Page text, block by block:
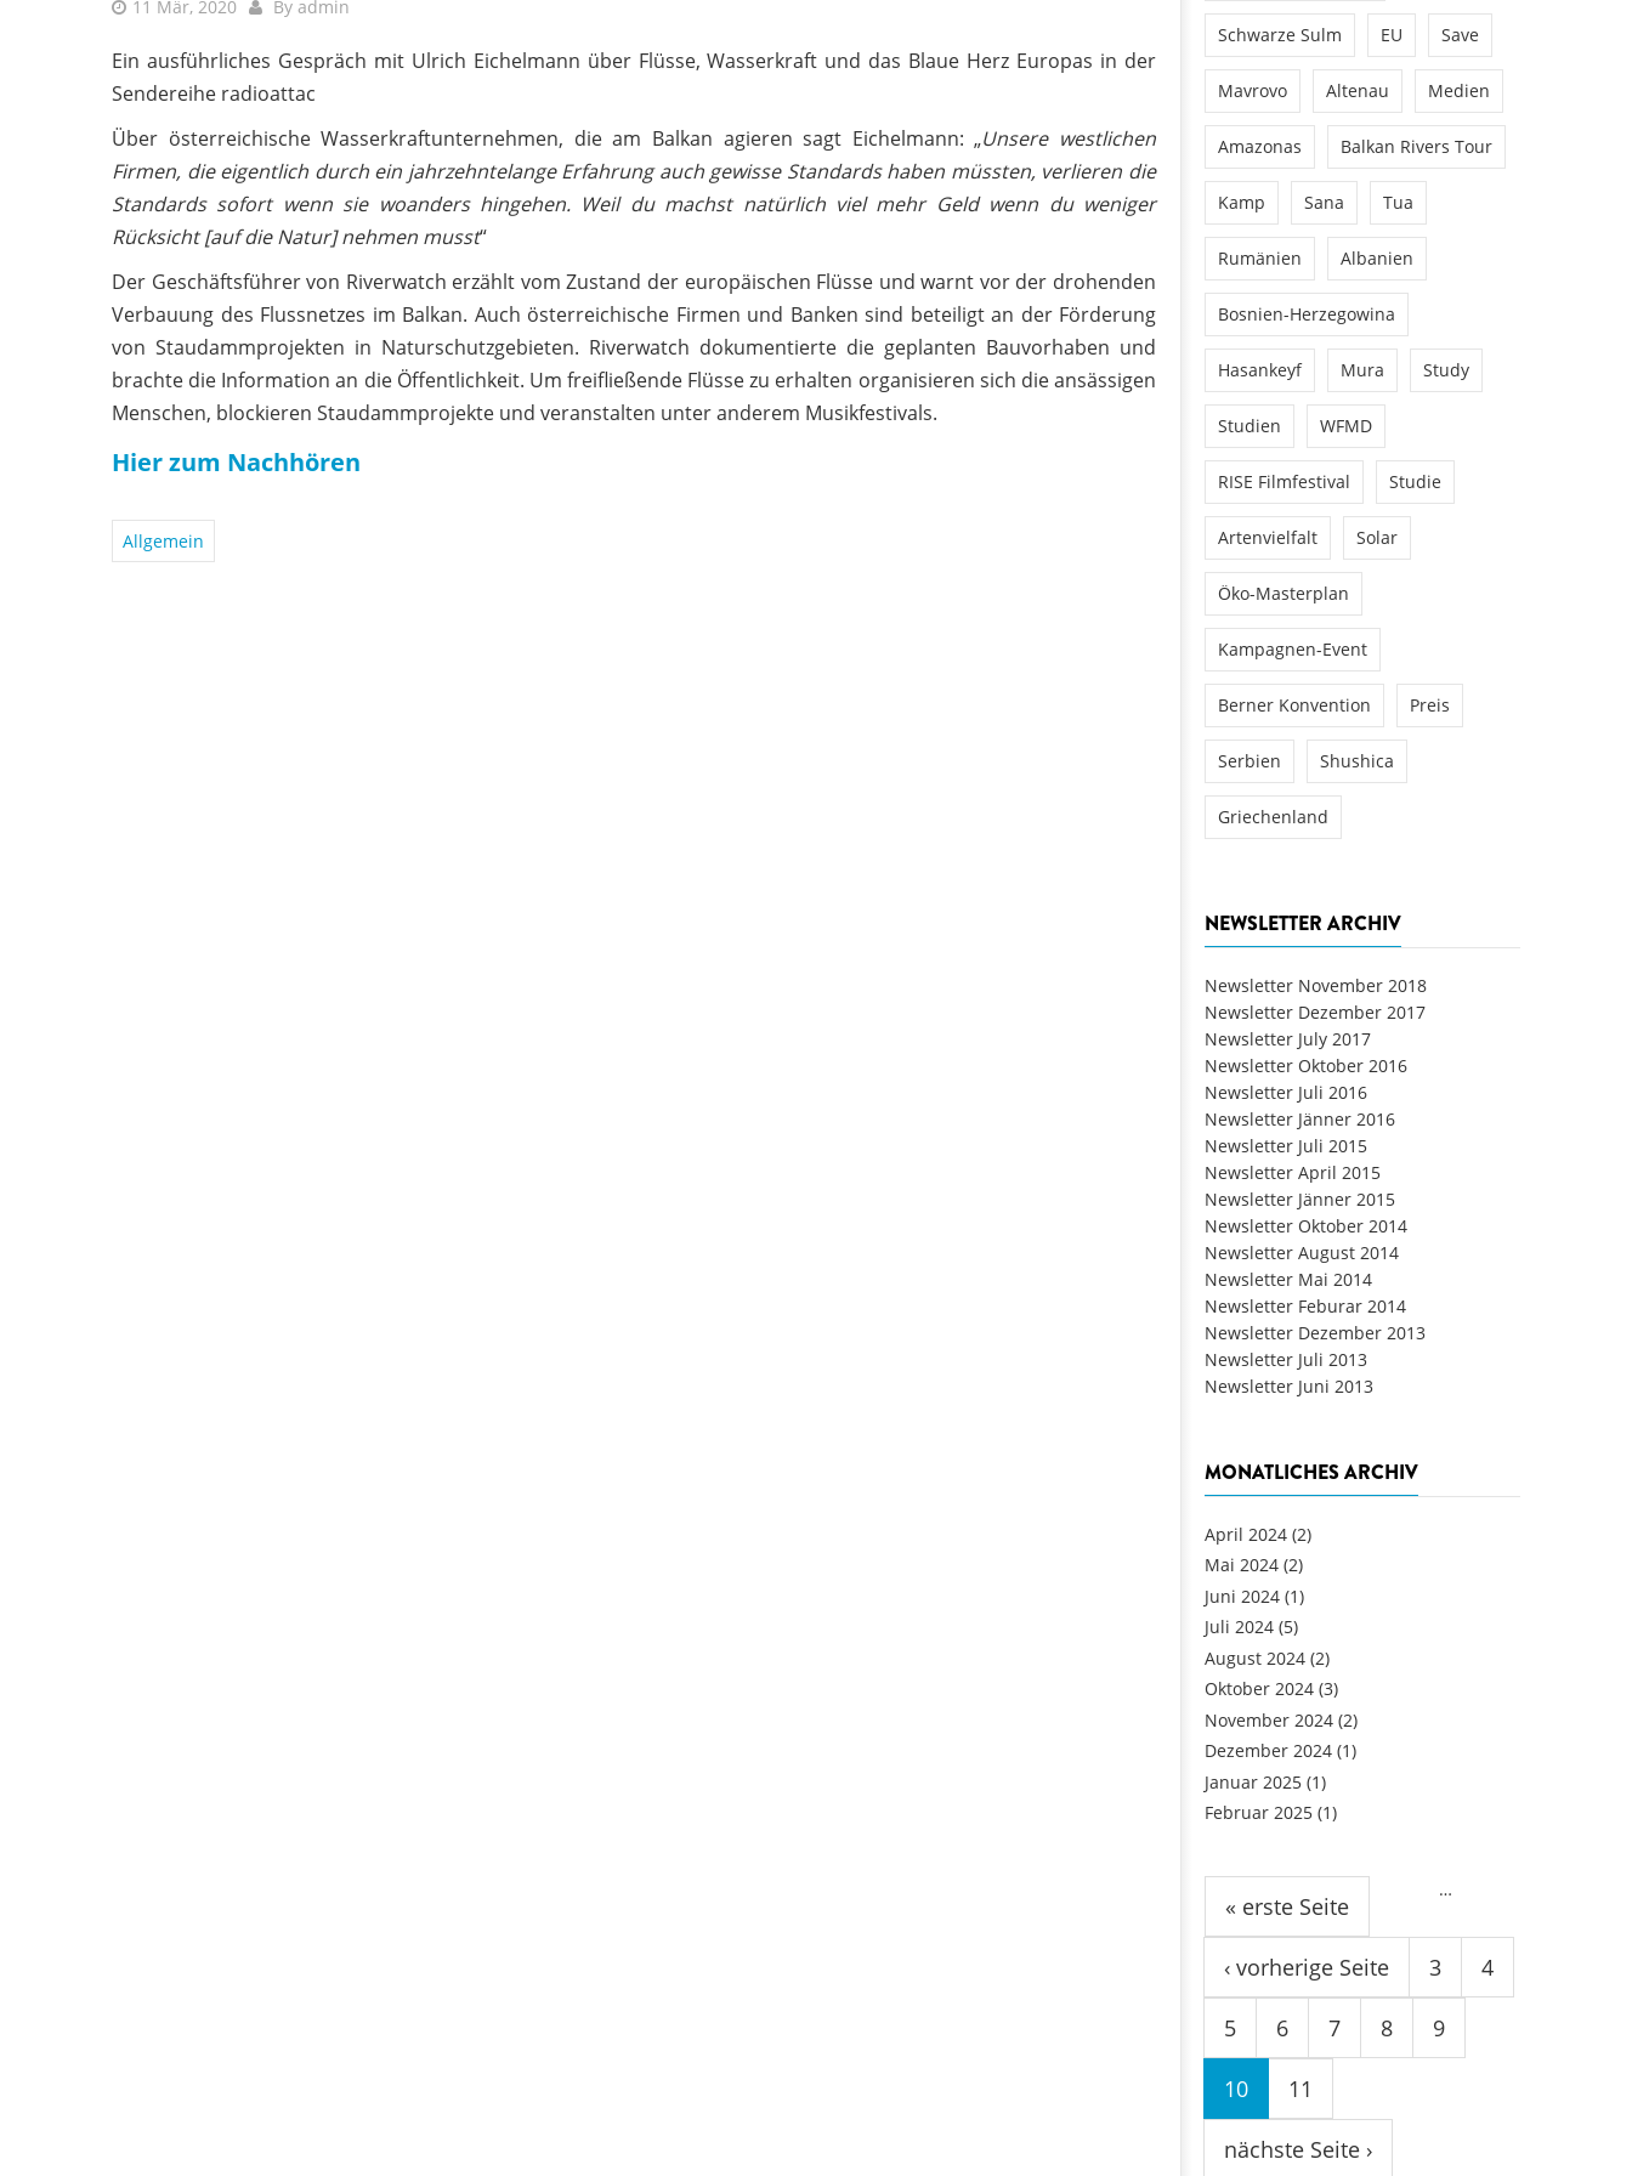
11 Mär, 2020 By admin
Ein ausführliches Gespräch mit Ulrich Eichelmann über Flüsse, Wasserkraft und das Blaue Herz Europas in der
Sendereihe radioattac
Über österreichische Wasserkraftunternehmen, die am Balkan agieren sagt Eichelmann: „Unsere westlichen
Firmen, die eigentlich durch ein jahrzehntelange Erfahrung auch gewisse Standards haben müssten, verlieren die
Standards sofort wenn sie woanders hingehen. Weil du machst natürlich viel mehr Geld wenn du weniger
Rücksicht [auf die Natur] nehmen musst“
Der Geschäftsführer von Riverwatch erzählt vom Zustand der europäischen Flüsse und warnt vor der drohenden
Verbauung des Flussnetzes im Balkan. Auch österreichische Firmen und Banken sind beteiligt an der Förderung
von Staudammprojekten in Naturschutzgebieten. Riverwatch dokumentierte die geplanten Bauvorhaben und
brachte die Information an die Öffentlichkeit. Um freifließende Flüsse zu erhalten organisieren sich die ansässigen
Menschen, blockieren Staudammprojekte und veranstalten unter anderem Musikfestivals.
Hier zum Nachhören
Allgemein
Schwarze Sulm EU Save
Mavrovo Altenau Medien
Amazonas Balkan Rivers Tour
Kamp Sana Tua
Rumänien Albanien
Bosnien-Herzegowina
Hasankeyf Mura Study
Studien WFMD
RISE Filmfestival Studie
Artenvielfalt Solar
Öko-Masterplan
Kampagnen-Event
Berner Konvention Preis
Serbien Shushica
Griechenland
NEWSLETTER ARCHIV
Newsletter November 2018
Newsletter Dezember 2017
Newsletter July 2017
Newsletter Oktober 2016
Newsletter Juli 2016
Newsletter Jänner 2016
Newsletter Juli 2015
Newsletter April 2015
Newsletter Jänner 2015
Newsletter Oktober 2014
Newsletter August 2014
Newsletter Mai 2014
Newsletter Feburar 2014
Newsletter Dezember 2013
Newsletter Juli 2013
Newsletter Juni 2013
MONATLICHES ARCHIV
April 2024 (2)
Mai 2024 (2)
Juni 2024 (1)
Juli 2024 (5)
August 2024 (2)
Oktober 2024 (3)
November 2024 (2)
Dezember 2024 (1)
Januar 2025 (1)
Februar 2025 (1)
Seiten
« erste Seite
‹ vorherige Seite
…
3 4
5 6 7 8 9
10 11
nächste Seite ›